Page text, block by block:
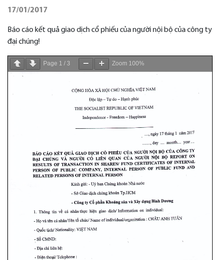
17/01/2017
Báo cáo kết quả giao dịch cổ phiếu của người nội bộ của công ty
đại chúng!
Page 1 / 3 Zoom 100%